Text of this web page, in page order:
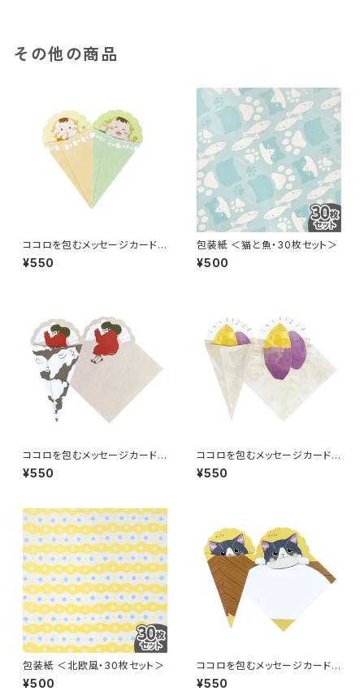
その他の商品
ココロを包むメッセージカード
＜赤ちゃん・5枚セット＞
¥550
包装紙 ＜猫と魚・30枚セット＞
¥500
ココロを包むメッセージカード
＜女の子と猫・5枚セット＞
¥550
ココロを包むメッセージカード
＜焼き芋・5枚セット＞
¥550
包装紙 ＜北欧風・30枚セット＞
¥500
ココロを包むメッセージカード
＜猫・5枚セット＞
¥550